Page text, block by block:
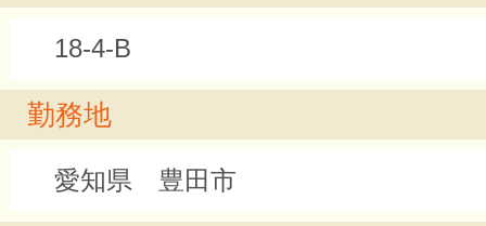
18-4-B
勤務地
愛知県 豊田市